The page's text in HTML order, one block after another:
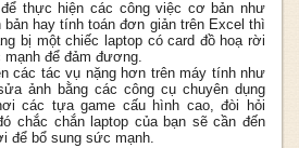
thực hiện các công việc cơ bản như
hay tính toán đơn giản trên Excel thì
bị một chiếc laptop có card đồ hoạ rời
để đảm đương.
các tác vụ nặng hơn trên máy tính như
ảnh bằng các công cụ chuyên dụng
các tựa game cấu hình cao, đòi hỏi
chắc chắn laptop của bạn sẽ cần đến
để bổ sung sức mạnh.